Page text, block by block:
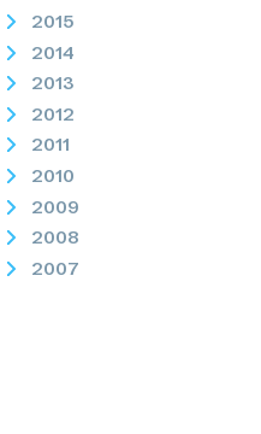
2015
2014
2013
2012
2011
2010
2009
2008
2007